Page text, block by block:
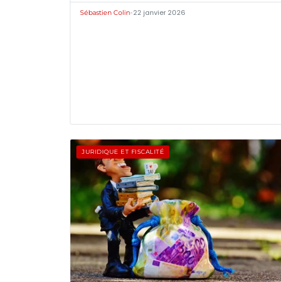
Sébastien Colin•22 janvier 2026
JURIDIQUE ET FISCALITÉ